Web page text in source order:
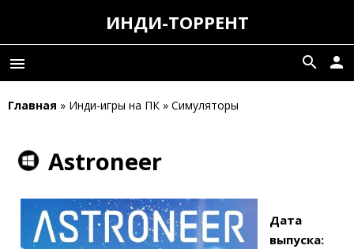
ИНДИ-ТОРРЕНТ
menu person
search
Главная » Инди-игры на ПК » Симуляторы
Astroneer
Дата
выпуска: